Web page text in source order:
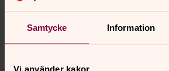
Samtycke Information
Vi använder kakor